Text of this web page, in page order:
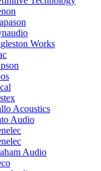
Works
Acoustics
Audio
Audio